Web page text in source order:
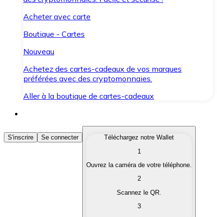
Acheter avec carte
Boutique - Cartes
Nouveau
Achetez des cartes-cadeaux de vos marques
préférées avec des cryptomonnaies.
Aller à la boutique de cartes-cadeaux
Acheter des Cryptomonnaies
Achetez les cryptomonnaies qui vous intéressent
Convertissez vos cryptomonnaies en monnaie
S'inscrire Se connecter
Téléchargez notre Wallet
1
Ouvrez la caméra de votre téléphone.
2
Scannez le QR.
3